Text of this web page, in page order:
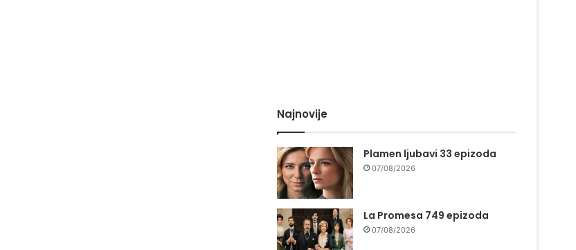
Najnovije
Plamen ljubavi 33 epizoda
07/08/2026
La Promesa 749 epizoda
07/08/2026